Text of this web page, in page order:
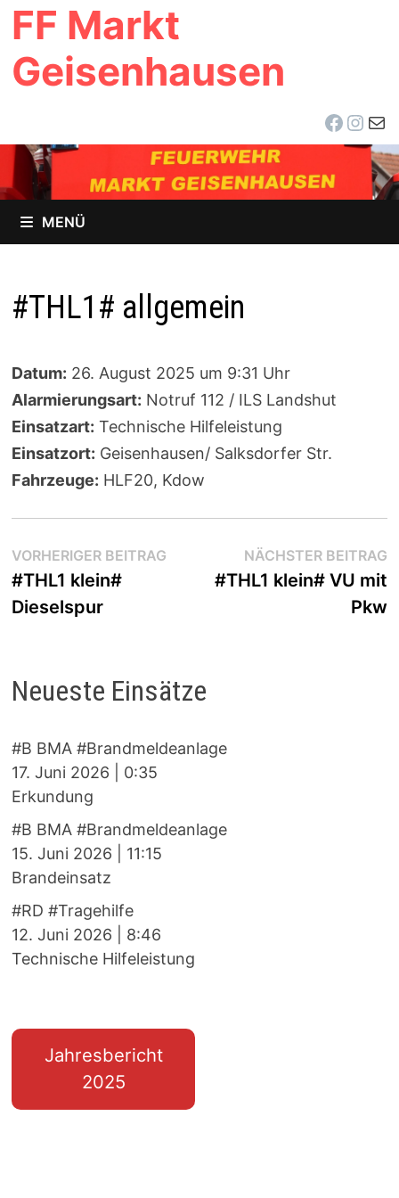
Zum
Inhalt
springen
FF Markt
Geisenhausen
E-
MENÜ
#THL1# allgemein
Datum: 26. August 2025 um 9:31 Uhr
Alarmierungsart: Notruf 112 / ILS Landshut
Einsatzart: Technische Hilfeleistung
Einsatzort: Geisenhausen/ Salksdorfer Str.
Fahrzeuge: HLF20, Kdow
Beitragsnavigation
VORHERIGER BEITRAGVorheriger
Beitrag:
#THL1 klein#
Dieselspur
NÄCHSTER BEITRAG
#THL1 klein# VU mit
Pkw
Neueste Einsätze
#B BMA #Brandmeldeanlage
17. Juni 2026
0:35
Erkundung
#B BMA #Brandmeldeanlage
15. Juni 2026
11:15
Brandeinsatz
#RD #Tragehilfe
12. Juni 2026
8:46
Technische Hilfeleistung
Jahresbericht
2025